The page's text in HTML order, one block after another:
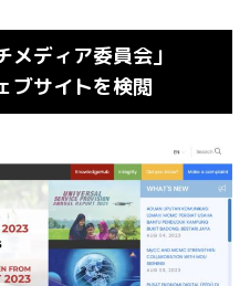
メディア委員会」
ブサイトを検閲